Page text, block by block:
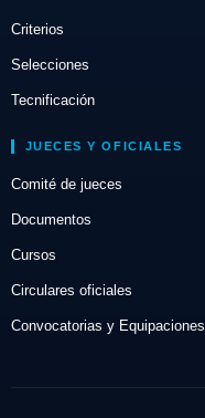
Criterios
Selecciones
Tecnificación
JUECES Y OFICIALES
Comité de jueces
Documentos
Cursos
Circulares oficiales
Convocatorias y Equipaciones